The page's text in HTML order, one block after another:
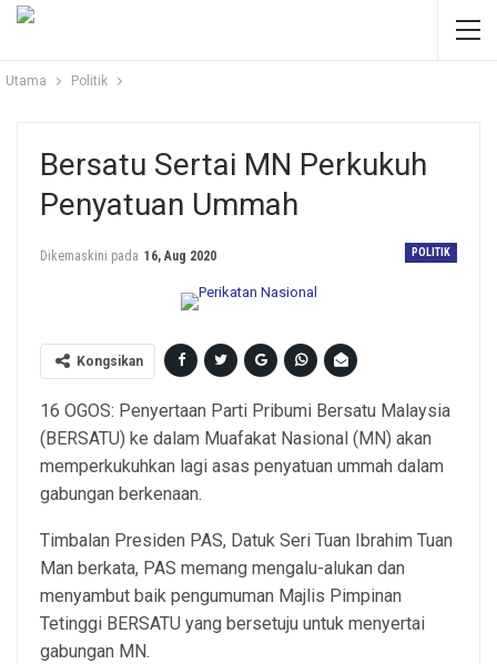
Utama Politik
Bersatu Sertai MN Perkukuh
Penyatuan Ummah
POLITIK
Dikemaskini pada 16, Aug 2020
Kongsikan
16 OGOS: Penyertaan Parti Pribumi Bersatu Malaysia
(BERSATU) ke dalam Muafakat Nasional (MN) akan
memperkukuhkan lagi asas penyatuan ummah dalam
gabungan berkenaan.
Timbalan Presiden PAS, Datuk Seri Tuan Ibrahim Tuan
Man berkata, PAS memang mengalu-alukan dan
menyambut baik pengumuman Majlis Pimpinan
Tetinggi BERSATU yang bersetuju untuk menyertai
gabungan MN.